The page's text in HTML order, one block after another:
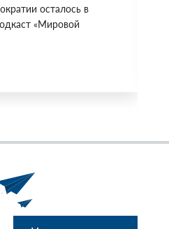
осталось в
«Мировой